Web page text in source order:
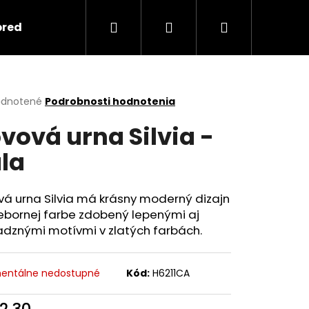
Keramika Ako objednať
Hľadať PrihlásenieNákupný
Podrobnosti hodnotenia
urna Silvia -
urna Silvia má krásny moderný dizajn
farbe zdobený lepenými aj
motívmi v zlatých farbách.
nedostupné Kód: H6211CA